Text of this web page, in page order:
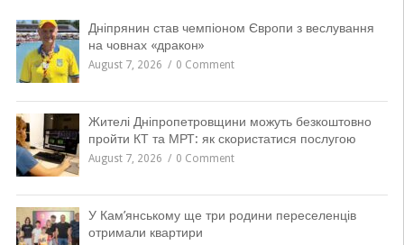
Дніпрянин став чемпіоном Європи з веслування
на човнах «дракон»
August 7, 2026 0 Comment
Жителі Дніпропетровщини можуть безкоштовно
пройти КТ та МРТ: як скористатися послугою
August 7, 2026 0 Comment
У Кам’янському ще три родини переселенців
отримали квартири